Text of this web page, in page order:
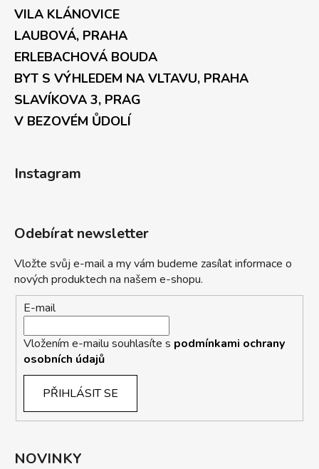
VILA KLÁNOVICE
LAUBOVÁ, PRAHA
ERLEBACHOVÁ BOUDA
BYT S VÝHLEDEM NA VLTAVU, PRAHA
SLAVÍKOVA 3, PRAG
V BEZOVÉM ŮDOLÍ
Instagram
Odebírat newsletter
Vložte svůj e-mail a my vám budeme zasílat informace o
nových produktech na našem e-shopu.
E-mail
Vložením e-mailu souhlasíte s podmínkami ochrany
osobních údajů
PŘIHLÁSIT SE
NOVINKY